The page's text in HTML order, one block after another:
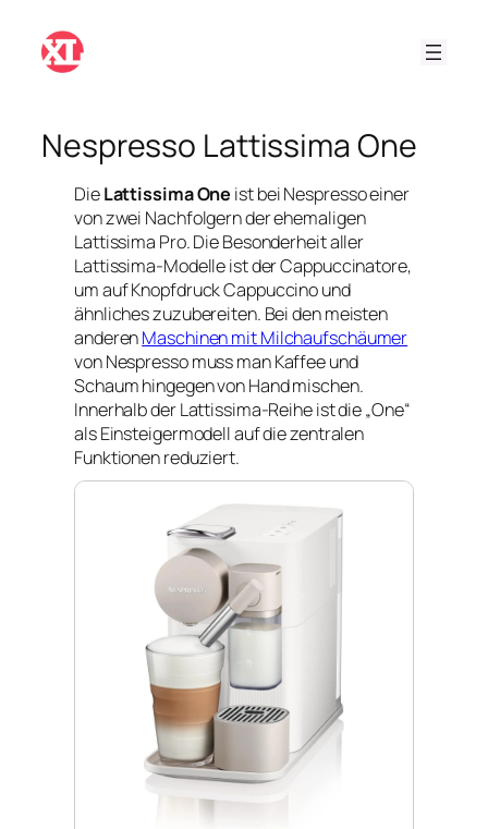
Inhalt
springen
Nespresso Lattissima One
DieLattissima One ist bei Nespresso einer
von zwei Nachfolgern der ehemaligen
Lattissima Pro. Die Besonderheit aller
Lattissima-Modelle ist der Cappuccinatore,
um auf Knopfdruck Cappuccino und
ähnliches zuzubereiten. Bei den meisten
anderenMaschinen mit Milchaufschäumer
von Nespresso muss man Kaffee und
Schaum hingegen von Hand mischen.
Innerhalb der Lattissima-Reihe ist die „One“
als Einsteigermodell auf die zentralen
Funktionen reduziert.